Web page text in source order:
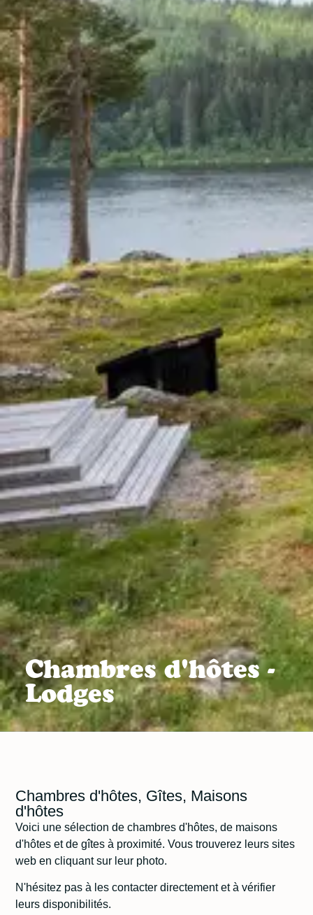
Chambres d'hôtes -
Lodges
Chambres d'hôtes, Gîtes, Maisons
d'hôtes
Voici une sélection de chambres d'hôtes, de maisons
d'hôtes et de gîtes à proximité. Vous trouverez leurs sites
web en cliquant sur leur photo.
N'hésitez pas à les contacter directement et à vérifier
leurs disponibilités.